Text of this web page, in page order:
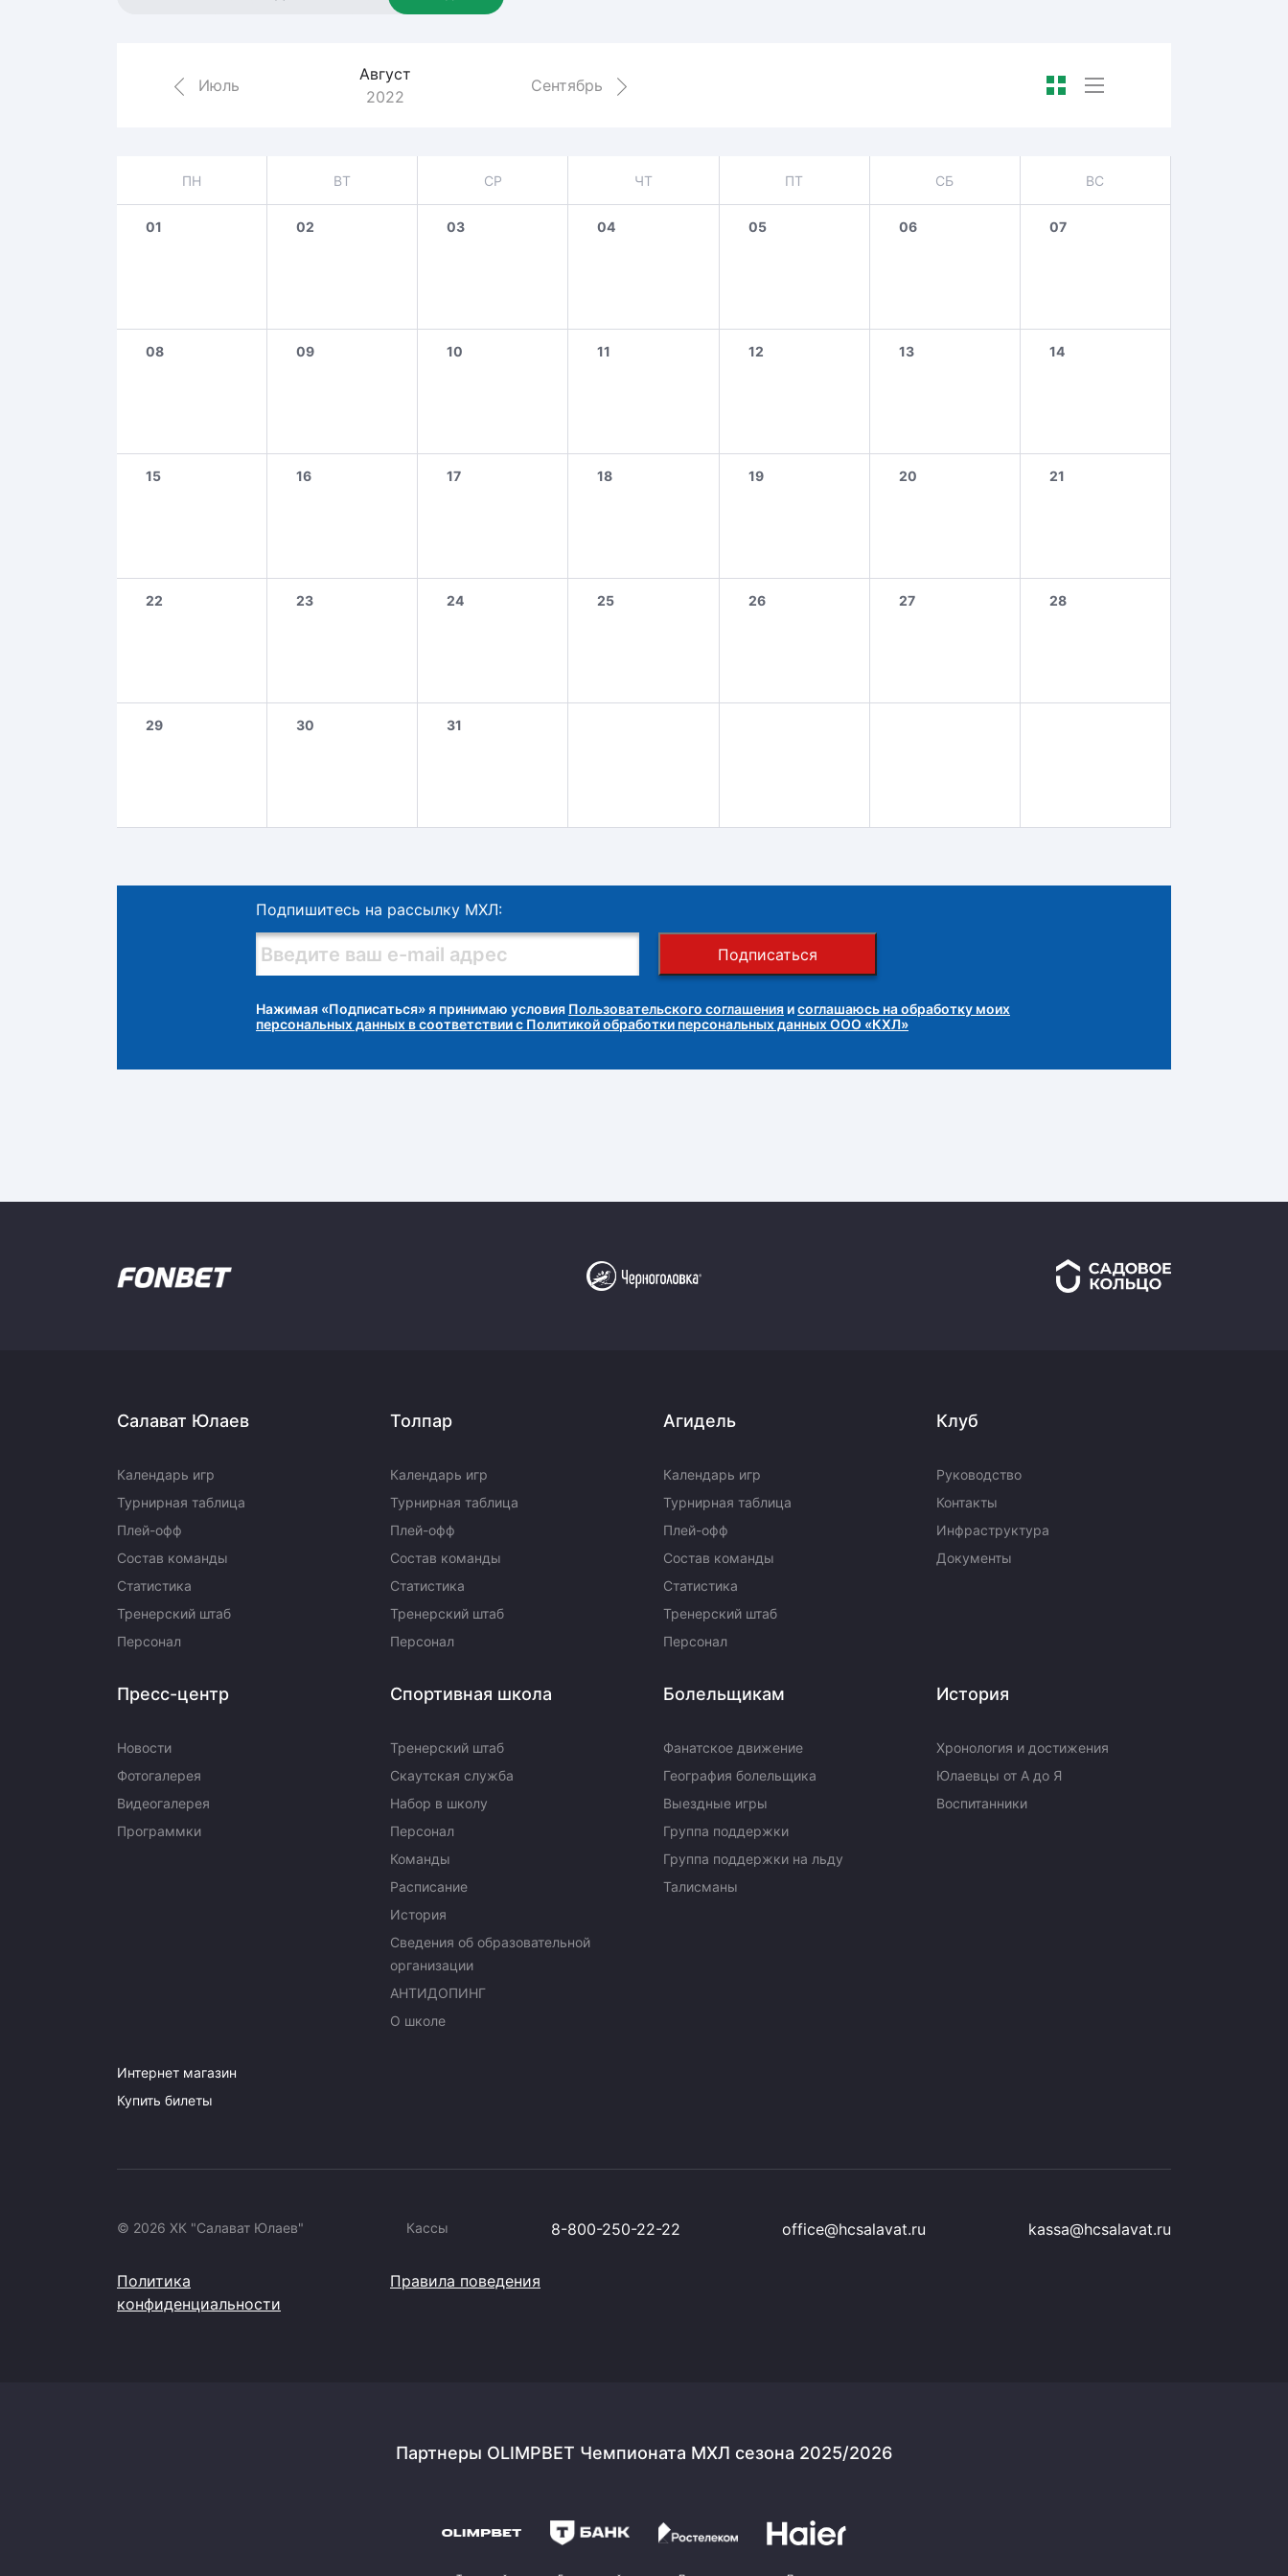
Шанхайские Драконы
Амур
Июль
Август
2022
Сентябрь
ПН ВТ СР ЧТ ПТ СБ ВС
01 02 03 04 05 06 07
08 09 10 11 12 13 14
15 16 17 18 19 20 21
22 23 24 25 26 27 28
29 30 31
Подпишитесь на рассылку МХЛ:
Подписаться
Нажимая «Подписаться» я принимаю условия Пользовательского соглашения исоглашаюсь на обработку моих
персональных данных в соответствии с Политикой обработки персональных данных ООО «КХЛ»
Салават Юлаев
Календарь игр
Турнирная таблица
Плей-офф
Состав команды
Статистика
Тренерский штаб
Персонал
Толпар
Календарь игр
Турнирная таблица
Плей-офф
Состав команды
Статистика
Тренерский штаб
Персонал
Агидель
Календарь игр
Турнирная таблица
Плей-офф
Состав команды
Статистика
Тренерский штаб
Персонал
Клуб
Руководство
Контакты
Инфраструктура
Документы
Пресс-центр
Новости
Фотогалерея
Видеогалерея
Программки
Спортивная школа
Тренерский штаб
Скаутская служба
Набор в школу
Персонал
Команды
Расписание
История
Сведения об образовательной
организации
АНТИДОПИНГ
О школе
Болельщикам
Фанатское движение
География болельщика
Выездные игры
Группа поддержки
Группа поддержки на льду
Талисманы
История
Хронология и достижения
Юлаевцы от А до Я
Воспитанники
Интернет магазин
Купить билеты
© 2026 ХК "Салават Юлаев" Кассы 8-800-250-22-22 office@hcsalavat.ru kassa@hcsalavat.ru
Политика
конфиденциальности
Правила поведения
Партнеры OLIMPBET Чемпионата МХЛ сезона 2025/2026